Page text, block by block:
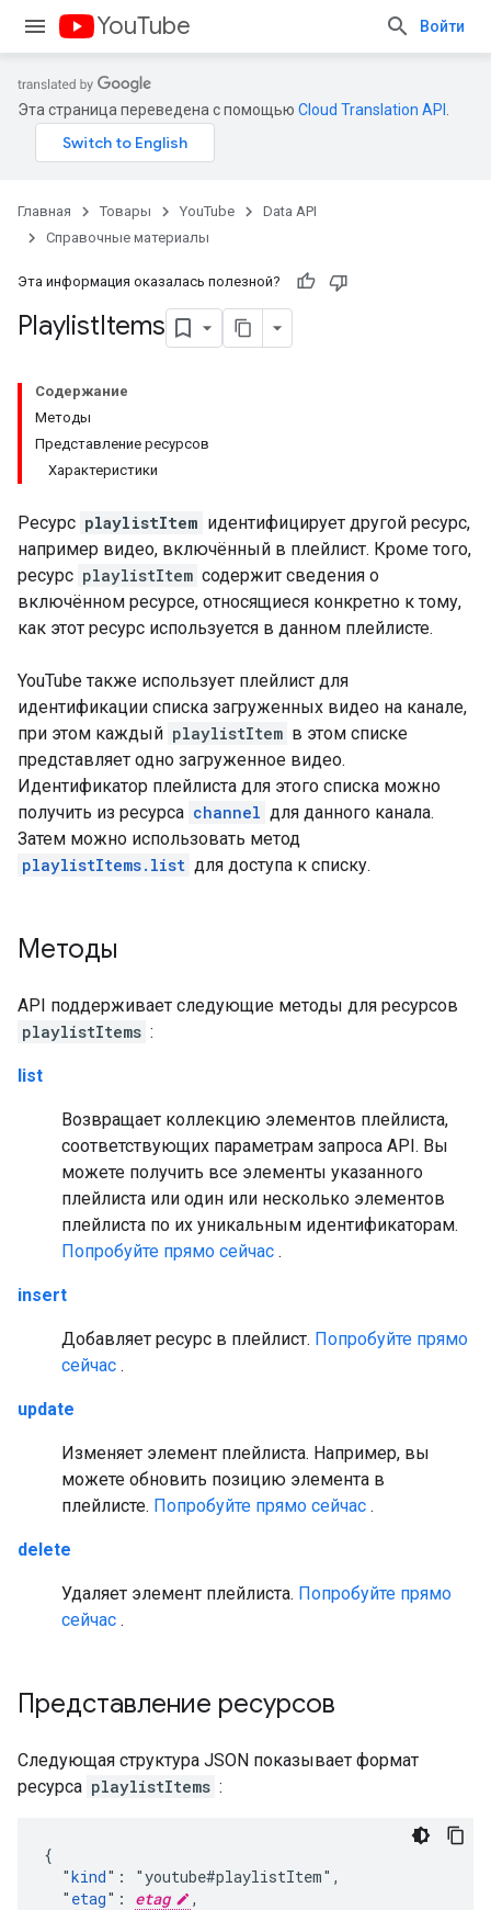
YouTube Войти
Эта страница переведена с помощью Cloud Translation API
Главная Товары YouTube
Data API
Справочные материалы
Эта информация оказалась полезной?
PlaylistItems
Содержание
Методы
Представление ресурсов
Характеристики
Ресурс playlistItem идентифицирует другой ресурс,
например видео, включённый в плейлист. Кроме того,
ресурс playlistItem содержит сведения о
включённом ресурсе, относящиеся конкретно к тому,
как этот ресурс используется в данном плейлисте.
YouTube также использует плейлист для
идентификации списка загруженных видео на канале,
при этом каждый playlistItem в этом списке
представляет одно загруженное видео.
Идентификатор плейлиста для этого списка можно
получить из ресурса channel для данного канала.
Затем можно использовать метод
playlistItems.list для доступа к списку.
Методы
API поддерживает следующие методы для ресурсов
playlistItems :
list
Возвращает коллекцию элементов плейлиста,
соответствующих параметрам запроса API. Вы
можете получить все элементы указанного
плейлиста или один или несколько элементов
плейлиста по их уникальным идентификаторам.
Попробуйте прямо сейчас .
insert
Добавляет ресурс в плейлист. Попробуйте прямо
сейчас .
update
Изменяет элемент плейлиста. Например, вы
можете обновить позицию элемента в
плейлисте. Попробуйте прямо сейчас .
delete
Удаляет элемент плейлиста. Попробуйте прямо
сейчас .
Представление ресурсов
Следующая структура JSON показывает формат
ресурса playlistItems :
{
  "
kind": "youtube#playlistItem",
  "
etag": etag
,